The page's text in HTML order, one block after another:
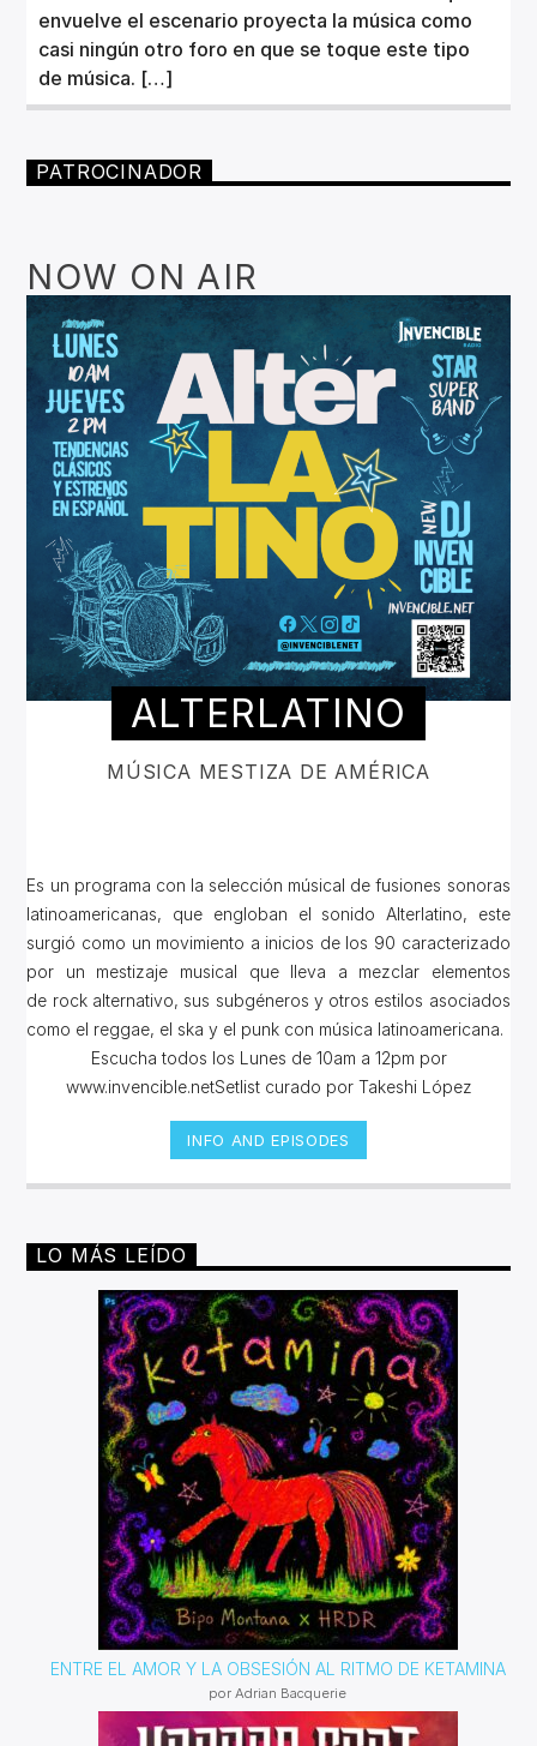
envuelve el escenario proyecta la música como
casi ningún otro foro en que se toque este tipo
de música. […]
PATROCINADOR
NOW ON AIR
ALTERLATINO
MÚSICA MESTIZA DE AMÉRICA
Es un programa con la selección músical de fusiones sonoras
latinoamericanas, que engloban el sonido Alterlatino, este
surgió como un movimiento a inicios de los 90 caracterizado
por un mestizaje musical que lleva a mezclar elementos
de rock alternativo, sus subgéneros y otros estilos asociados
como el reggae, el ska y el punk con música latinoamericana.
Escucha todos los Lunes de 10am a 12pm por
www.invencible.netSetlist curado por Takeshi López
INFO AND EPISODES
LO MÁS LEÍDO
ENTRE EL AMOR Y LA OBSESIÓN AL RITMO DE KETAMINA
por Adrian Bacquerie